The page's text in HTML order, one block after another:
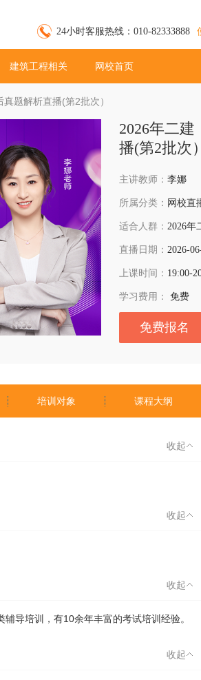
24小时客服热线：010-82333888
建筑工程相关 网校首页
题解析直播(第2批次）
2026年二
播(第2批次）
主讲教师： 李娜
所属分类： 网校直
适合人群： 2026年
直播日期： 2026-
上课时间： 19:00-
学习费用： 免费
免费报名
培训对象 课程大纲
收起
收起
收起
导培训，有10余年丰富的考试培训经验。
收起